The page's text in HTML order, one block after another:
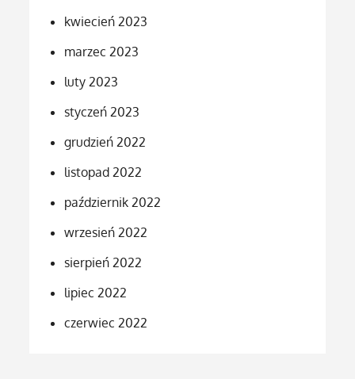
kwiecień 2023
marzec 2023
luty 2023
styczeń 2023
grudzień 2022
listopad 2022
październik 2022
wrzesień 2022
sierpień 2022
lipiec 2022
czerwiec 2022